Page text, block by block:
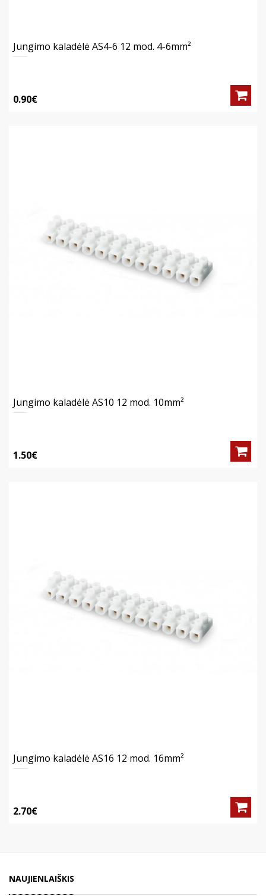
Jungimo kaladėlė AS4-6 12 mod. 4-6mm²
0.90€
Jungimo kaladėlė AS10 12 mod. 10mm²
1.50€
Jungimo kaladėlė AS16 12 mod. 16mm²
2.70€
NAUJIENLAIŠKIS